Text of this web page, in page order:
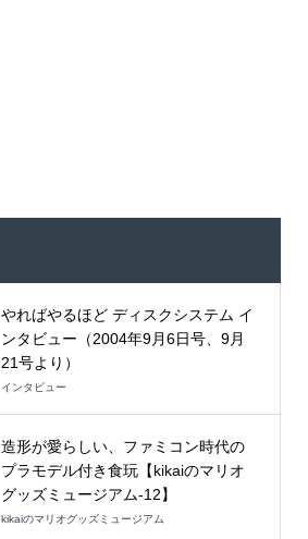
やればやるほど ディスクシステム イ
ンタビュー（2004年9月6日号、9月
21号より）
インタビュー
造形が愛らしい、ファミコン時代の
プラモデル付き食玩【kikaiのマリオ
グッズミュージアム-12】
kikaiのマリオグッズミュージアム